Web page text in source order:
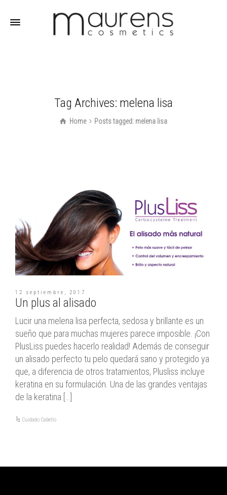
Tag Archives: melena lisa
Home Posts tagged: melena lisa
12 septiembre, 2017
Un plus al alisado
Lucir una melena lisa perfecta, sedosa y brillante es un
sueño que para muchas mujeres parece imposible. ¡Con
PlusLiss puedes hacerlo realidad! Además de conseguir
un alisado perfecto tu pelo quedará sano y protegido ya
que, a diferencia de otros tratamientos, Plusliss incluye
keratina en su formulación. Una de las grandes ventajas
de la keratina […]
Cuidado Cabello